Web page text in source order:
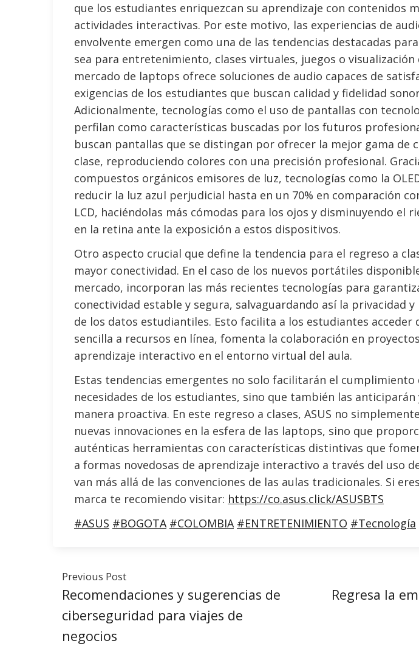
que los estudiantes enriquezcan su aprendizaje con contenidos
actividades interactivas. Por este motivo, las experiencias de
envolvente emergen como una de las tendencias destacadas para
sea para entretenimiento, clases virtuales, juegos o visualización
mercado de laptops ofrece soluciones de audio capaces de
exigencias de los estudiantes que buscan calidad y fidelidad
Adicionalmente, tecnologías como el uso de pantallas con
perfilan como características buscadas por los futuros
buscan pantallas que se distingan por ofrecer la mejor gama de
clase, reproduciendo colores con una precisión profesional.
compuestos orgánicos emisores de luz, tecnologías como la
reducir la luz azul perjudicial hasta en un 70% en comparación
LCD, haciéndolas más cómodas para los ojos y disminuyendo el
en la retina ante la exposición a estos dispositivos.
Otro aspecto crucial que define la tendencia para el regreso a
mayor conectividad. En el caso de los nuevos portátiles
mercado, incorporan las más recientes tecnologías para
conectividad estable y segura, salvaguardando así la privacidad
de los datos estudiantiles. Esto facilita a los estudiantes acceder
sencilla a recursos en línea, fomenta la colaboración en
aprendizaje interactivo en el entorno virtual del aula.
Estas tendencias emergentes no solo facilitarán el cumplimiento
necesidades de los estudiantes, sino que también las
manera proactiva. En este regreso a clases, ASUS no
nuevas innovaciones en la esfera de las laptops, sino que
auténticas herramientas con características distintivas que
a formas novedosas de aprendizaje interactivo a través del uso
van más allá de las convenciones de las aulas tradicionales. Si
marca te recomiendo visitar: https://co.asus.click/ASUSBTS
#ASUS #BOGOTA #COLOMBIA #ENTRETENIMIENTO #Tecnología
Previous Post
Recomendaciones y sugerencias de
ciberseguridad para viajes de
negocios
Regresa la